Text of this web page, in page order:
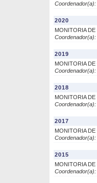
Coordenador(a):
2020
MONITORIA
2019
MONITORIA
2018
MONITORIA
2017
MONITORIA
2015
MONITORIA